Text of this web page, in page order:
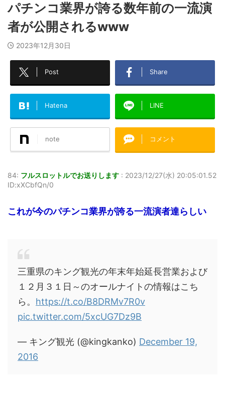
パチンコ業界が誇る数年前の一流演
者が公開されるwww
2023年12月30日
Post Share
Hatena LINE
note コメント
84: フルスロットルでお送りします : 2023/12/27(水) 20:05:01.52
ID:xXCbfQn/0
これが今のパチンコ業界が誇る一流演者達らしい
三重県のキング観光の年末年始延長営業および
１２月３１日～のオールナイトの情報はこち
ら。 https://t.co/B8DRMv7R0v
pic.twitter.com/5xcUG7Dz9B
— キング観光 (@kingkanko) December 19,
2016